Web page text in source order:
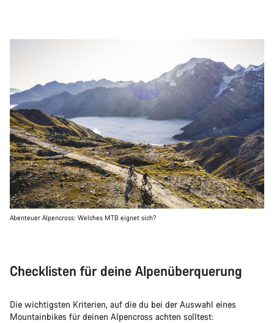
Abenteuer Alpencross: Welches MTB eignet sich?
Checklisten für deine Alpenüberquerung
Die wichtigsten Kriterien, auf die du bei der Auswahl eines
Mountainbikes für deinen Alpencross achten solltest: